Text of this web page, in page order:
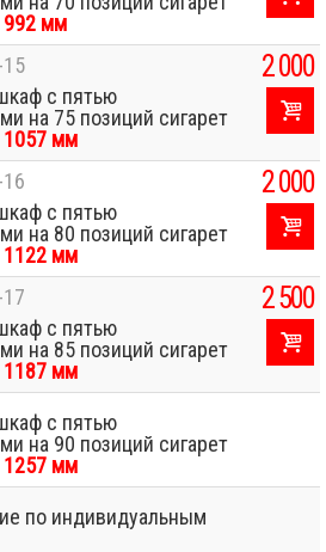
992 мм
15
с пятью
на 75 позиций сигарет
1057 мм
2 000
с пятью
на 80 позиций сигарет
1122 мм
2 000
с пятью
на 85 позиций сигарет
1187 мм
2 500
с пятью
на 90 позиций сигарет
1257 мм
по индивидуальным